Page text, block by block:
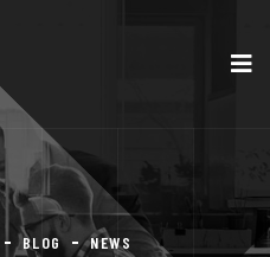
BLOG
NEWS